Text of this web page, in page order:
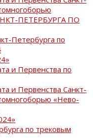
ПЕТЕРБУРГА ПО
Петербурга по
и Первенства по
и Первенства Санкт-
«Нево-
по трековым